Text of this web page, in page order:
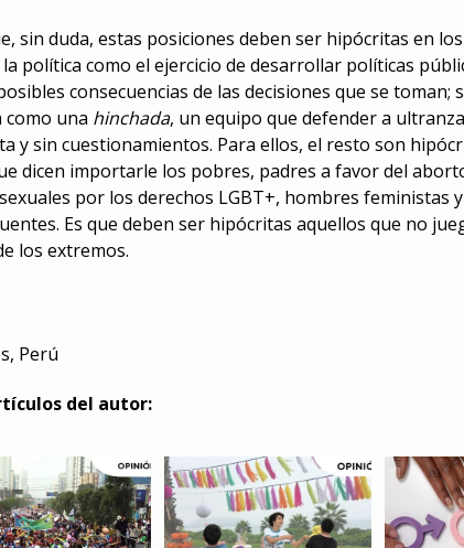
sin duda, estas posiciones deben ser hipócritas en
política como el ejercicio de desarrollar políticas
consecuencias de las decisiones que se toman;
como una hinchada, un equipo que defender a
y sin cuestionamientos. Para ellos, el resto son
dicen importarle los pobres, padres a favor del
por los derechos LGBT+, hombres feministas
Es que deben ser hipócritas aquellos que no
los extremos.
, Perú
del autor: